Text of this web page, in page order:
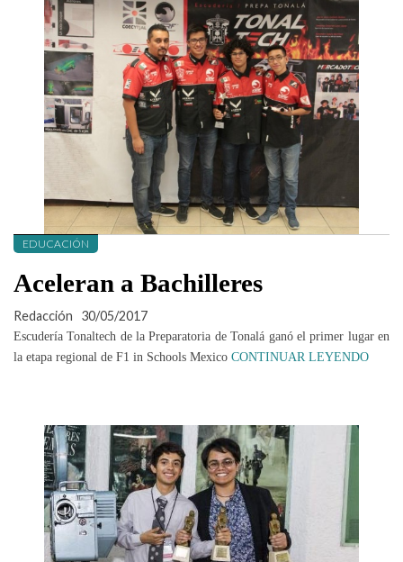
EDUCACIÓN
Aceleran a Bachilleres
Redacción 30/05/2017
Escudería Tonaltech de la Preparatoria de Tonalá ganó el primer lugar en
la etapa regional de F1 in Schools Mexico CONTINUAR LEYENDO